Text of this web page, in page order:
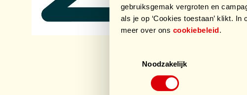
gebruiksgemak vergroten en
als je op ‘Cookies toestaan’ klikt. In
meer over ons cookiebeleid.
Noodzakelijk